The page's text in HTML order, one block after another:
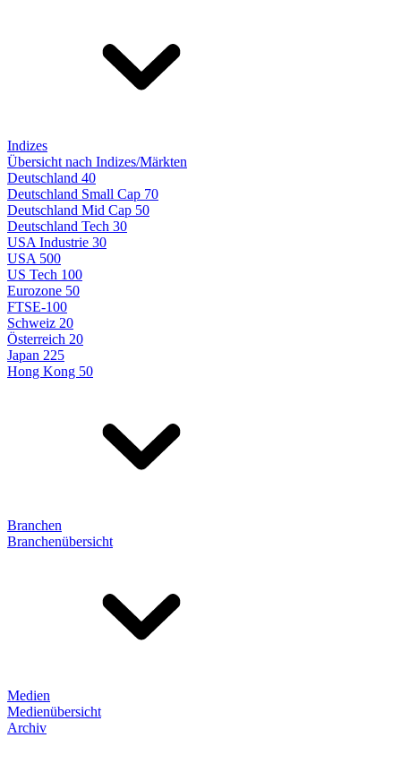
Indizes
Übersicht nach Indizes/Märkten
Deutschland 40
Deutschland Small Cap 70
Deutschland Mid Cap 50
Deutschland Tech 30
USA Industrie 30
USA 500
US Tech 100
Eurozone 50
FTSE-100
Schweiz 20
Österreich 20
Japan 225
Hong Kong 50
Branchen
Branchenübersicht
Medien
Medienübersicht
Archiv